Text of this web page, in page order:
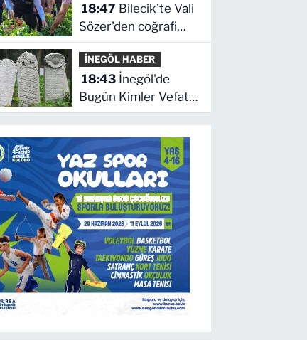
mesajı
18:47
Sözer'den coğrafi
işaretli Kamber
Biberi hasadı
İNEGÖL HABER
18:43
Bugün Kimler Vefat
Etti? | 05 Ağustos